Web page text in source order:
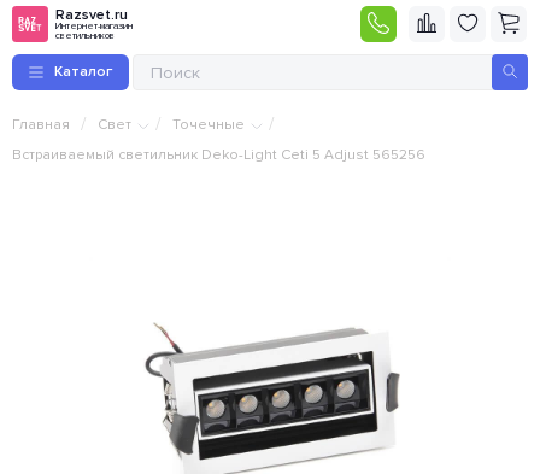
Razsvet.ru
Интернет-магазин
светильников
Каталог
Главная / Свет / Точечные /
Встраиваемый светильник Deko-Light Ceti 5 Adjust 565256